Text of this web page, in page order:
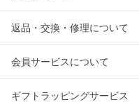
返品・交換・修理について
会員サービスについて
ギフトラッピングサービス